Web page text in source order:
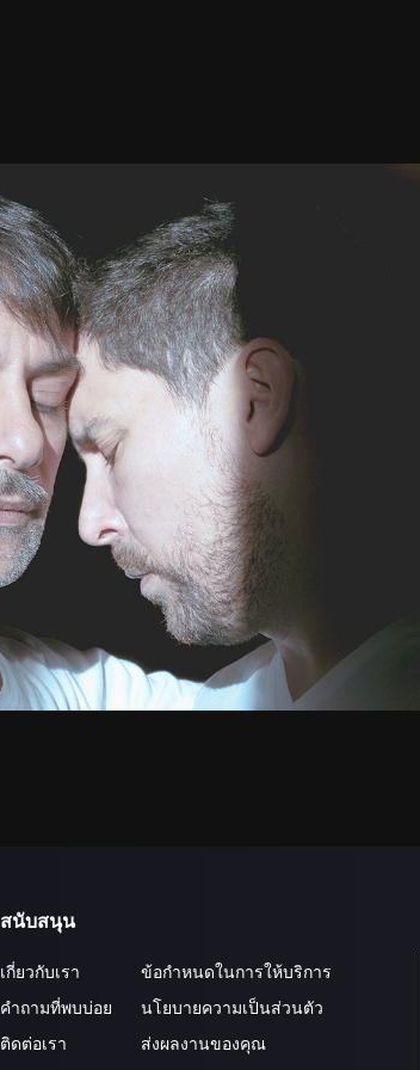
สนับสนุน
เกี่ยวกับเรา
คำถามที่พบบ่อย
ติดต่อเรา
ข้อกำหนดในการให้บริการ
นโยบายความเป็นส่วนตัว
ส่งผลงานของคุณ